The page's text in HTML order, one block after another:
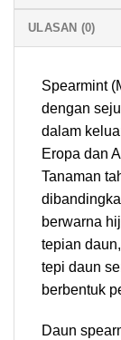
ULASAN (0)
Spearmint
dengan
dalam
Eropa dan
Tanaman
berwarna
tepian
tepi daun
berbentuk
Daun